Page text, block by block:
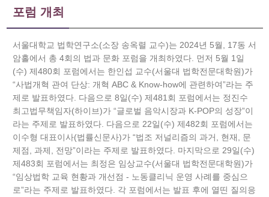
포럼 개최
서울대학교 법학연구소(소장 송옥렬 교수)는 2024년 5월, 17동 서
암홀에서 총 4회의 법과 문화 포럼을 개최하였다. 먼저 5월 1일
(수) 제480회 포럼에서는 한인섭 교수(서울대 법학전문대학원)가
“사법개혁 관여 단상: 개혁 ABC & Know-how에 관련하여”라는 주
제로 발표하였다. 다음으로 8일(수) 제481회 포럼에서는 정진수
최고법무책임자(하이브)가 “글로벌 음악시장과 K-POP의 성장”이
라는 주제로 발표하였다. 다음으로 22일(수) 제482회 포럼에서는
이수형 대표이사(법률신문사)가 “법조 저널리즘의 과거, 현재, 문
제점, 과제, 전망”이라는 주제로 발표하였다. 마지막으로 29일(수)
제483회 포럼에서는 최정은 임상교수(서울대 법학전문대학원)가
“임상법학 교육 현황과 개선점 - 노동클리닉 운영 사례를 중심으
로”라는 주제로 발표하였다. 각 포럼에서는 발표 후에 열띤 질의응